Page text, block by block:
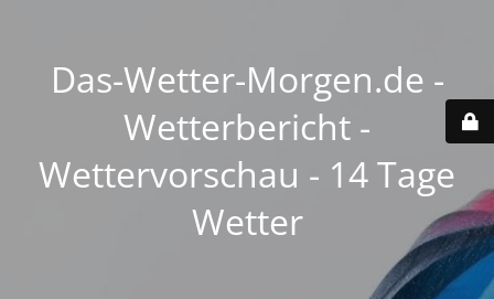
Das-Wetter-Morgen.de -
Wetterbericht -
Wettervorschau - 14 Tage
Wetter